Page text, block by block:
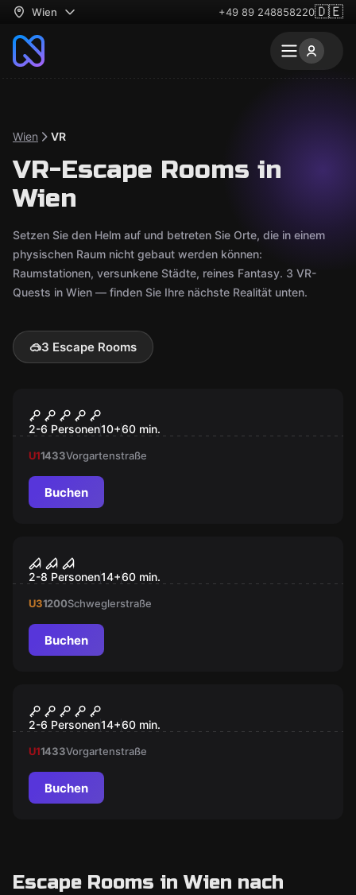
Wien +49 89 248858220🇩🇪
Wien VR
VR-Escape Rooms in
Wien
Setzen Sie den Helm auf und betreten Sie Orte, die in einem
physischen Raum nicht gebaut werden können:
Raumstationen, versunkene Städte, reines Fantasy. 3 VR-
Quests in Wien — finden Sie Ihre nächste Realität unten.
🥽3 Escape Rooms
VR Quest "Survival"
2-6 Personen10+60 min.
U11433Vorgartenstraße
Buchen
Virtual Reality
2-8 Personen14+60 min.
U31200Schweglerstraße
Buchen
VR Quest "Dream Hackers"
2-6 Personen14+60 min.
U11433Vorgartenstraße
Buchen
Escape Rooms in Wien nach